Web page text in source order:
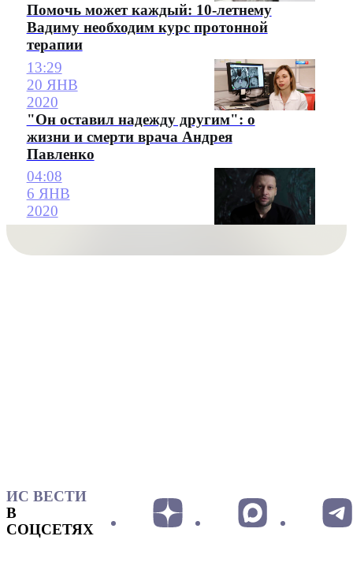
Помочь может каждый: 10-летнему
Вадиму необходим курс протонной
терапии
13:29
20 ЯНВ
2020
"Он оставил надежду другим": о
жизни и смерти врача Андрея
Павленко
04:08
6 ЯНВ
2020
ИС ВЕСТИ
В
СОЦСЕТЯХ